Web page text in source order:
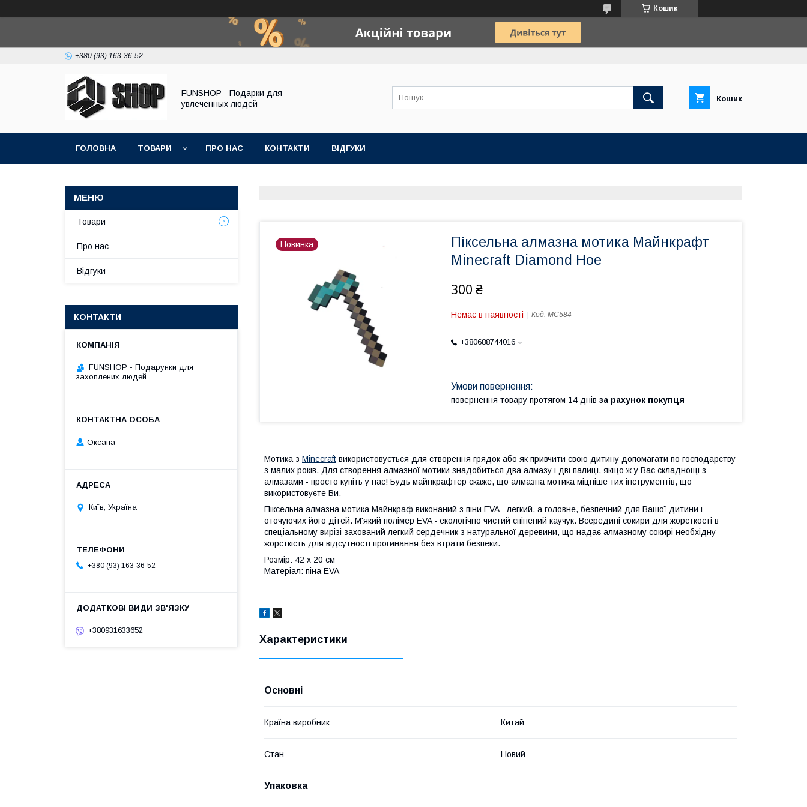
Кошик
+380 (93) 163-36-52
FUNSHOP - Подарки для
увлеченных людей
Кошик
ГОЛОВНА ТОВАРИ ПРО НАС КОНТАКТИ ВІДГУКИ
Новинка
Піксельна алмазна мотика Майнкрафт
Minecraft Diamond Hoe
300 ₴
Немає в наявності Код: MC584
+380688744016
повернення товару протягом 14 днів за рахунок покупця
Мотика з Minecraft використовується для створення грядок або як привчити свою дитину допомагати по господарству
з малих років. Для створення алмазної мотики знадобиться два алмазу і дві палиці, якщо ж у Вас складнощі з
алмазами - просто купіть у нас! Будь майнкрафтер скаже, що алмазна мотика міцніше тих інструментів, що
використовуєте Ви.
Піксельна алмазна мотика Майнкраф виконаний з піни EVA - легкий, а головне, безпечний для Вашої дитини і
оточуючих його дітей. М'який полімер EVA - екологічно чистий спінений каучук. Всередині сокири для жорсткості в
спеціальному вирізі захований легкий сердечник з натуральної деревини, що надає алмазному сокирі необхідну
жорсткість для відсутності прогинання без втрати безпеки.
Розмір: 42 х 20 см
Матеріал: піна EVA
Характеристики
Основні
Країна виробник Китай
Стан Новий
Упаковка
Товари
Про нас
Відгуки
КОНТАКТИ
FUNSHOP - Подарунки для
захоплених людей
Оксана
Київ, Україна
+380 (93) 163-36-52
+380931633652